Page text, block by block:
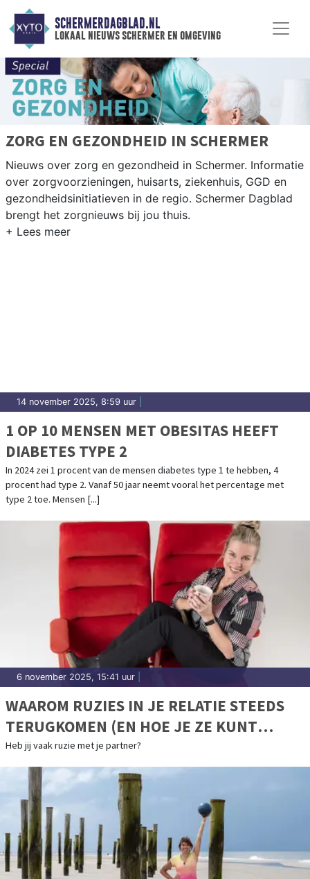
SCHERMERDAGBLAD.NL
lokaal nieuws schermer en omgeving
ZORG EN GEZONDHEID IN SCHERMER
Nieuws over zorg en gezondheid in Schermer. Informatie
over zorgvoorzieningen, huisarts, ziekenhuis, GGD en
gezondheidsinitiatieven in de regio. Schermer Dagblad
brengt het zorgnieuws bij jou thuis.
14 november 2025, 8:59 uur
1 OP 10 MENSEN MET OBESITAS HEEFT
DIABETES TYPE 2
In 2024 zei 1 procent van de mensen diabetes type 1 te hebben, 4
procent had type 2. Vanaf 50 jaar neemt vooral het percentage met
type 2 toe. Mensen [...]
6 november 2025, 15:41 uur
WAAROM RUZIES IN JE RELATIE STEEDS
TERUGKOMEN (EN HOE JE ZE KUNT
DOORBREKEN)
Heb jij vaak ruzie met je partner?